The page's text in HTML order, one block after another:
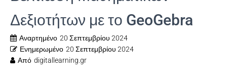
Δεξιοτήτων με το GeoGebra
Αναρτημένο 20 Σεπτεμβρίου 2024
Ενημερωμένο 20 Σεπτεμβρίου 2024
Από digitallearning.gr